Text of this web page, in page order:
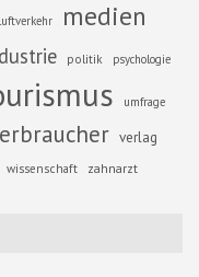
luftverkehr medien
politik psychologie
umfrage
verlag
wissenschaft zahnarzt